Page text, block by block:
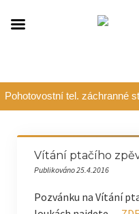
Pohotovostní tel. záchranné
Vítání ptačího
Publikováno 25.4.2016
Pozvánku na Vítání